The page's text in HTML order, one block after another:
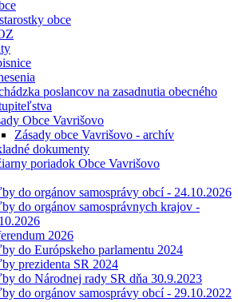
obce
poslancov na zasadnutia obecného
Obce Vavrišovo
Zásady obce Vavrišovo - archív
dokumenty
poriadok Obce Vavrišovo
do orgánov samosprávy obcí - 24.10.2026
do orgánov samosprávnych krajov -
2026
do Európskeho parlamentu 2024
prezidenta SR 2024
do Národnej rady SR dňa 30.9.2023
do orgánov samosprávy obcí - 29.10.2022